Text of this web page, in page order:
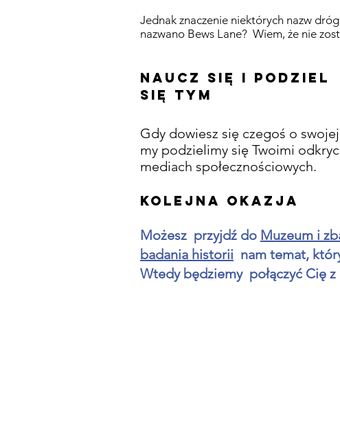
Jednak znaczenie niektórych nazw
nazwano Bews Lane? Wiem, że nie
naucz się i podziel
się tym
Gdy dowiesz się czegoś o
my podzielimy się Twoimi
mediach społecznościowych.
kolejna okazja
Możesz przyjdź do Muzeum i
badania historii nam temat,
Wtedy będziemy połączyć Cię z